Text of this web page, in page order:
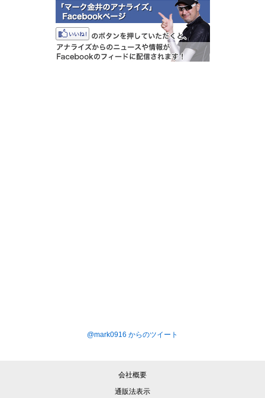
@mark0916 からのツイート
会社概要
通販法表示